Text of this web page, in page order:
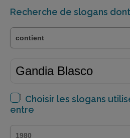
Recherche de slogans
Choisir les slogans
entre